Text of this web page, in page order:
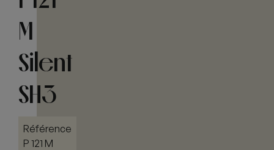
M
Silent
SH3
Référence
P 121 M